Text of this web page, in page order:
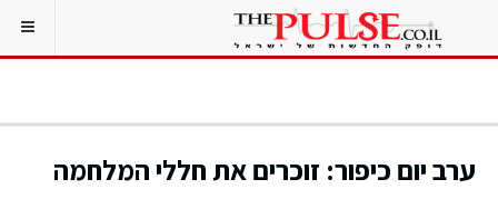
ערב יום כיפור: זוכרים את חללי המלחמה